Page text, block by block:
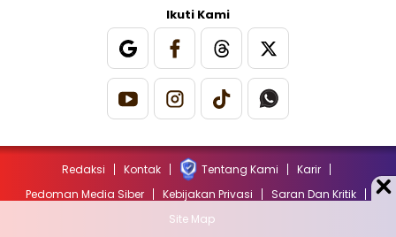
Ikuti Kami
Redaksi Kontak Tentang Kami
Karir
Pedoman Media Siber
Kebijakan Privasi
Saran Dan Kritik
Site Map